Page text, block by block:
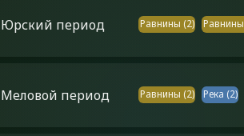
Юрский период Равнины (2) Равнины
Меловой период Равнины (2) Река (2)